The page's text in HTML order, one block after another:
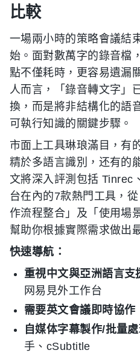
比較
一場兩小時的策略會議結
始。面對數萬字的錄音檔
點不僅耗時，更容易遺漏
人而言，「錄音轉文字」
換，而是將非結構化的語
可執行知識的關鍵步驟。
市面上工具琳琅滿目，有
精於多語言識別，还有的
文將深入評測包括 Tinrec
台在內的7款熱門工具，
作流程整合」及「使用場
幫助你根據實際需求做出
快速導航：
重視中文與亞洲語言支
网易見外工作台
需要英文會議即時協作
自媒体字幕製作/批量
手、cSubtitle